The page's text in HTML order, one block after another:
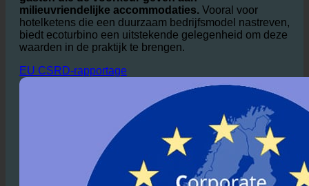
Hotels die ecoturbino gebruiken, kunnen hun inzet voor
duurzaamheid laten zien.steeds populairder onder
gasten die de voorkeur geven aan
milieuvriendelijke accommodaties.
Vooral voor
hotelketens die een duurzaam bedrijfsmodel nastreven,
biedt ecoturbino een uitstekende gelegenheid om deze
waarden in de praktijk te brengen.